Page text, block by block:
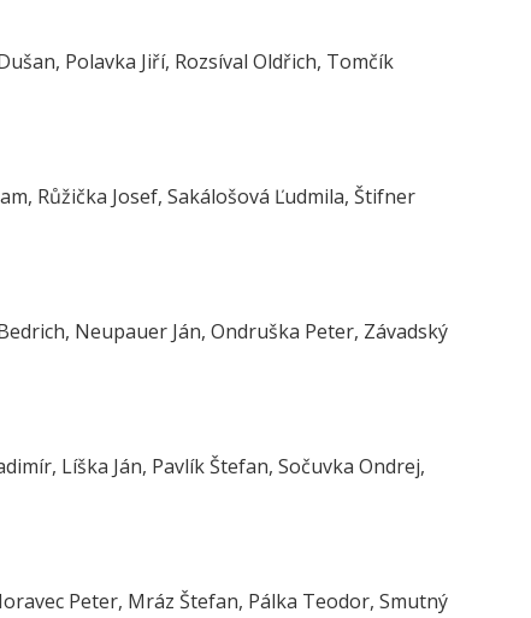
Polavka Jiří, Rozsíval Oldřich, Tomčík
Růžička Josef, Sakálošová Ľudmila, Štifner
Neupauer Ján, Ondruška Peter, Závadský
Líška Ján, Pavlík Štefan, Sočuvka Ondrej,
Peter, Mráz Štefan, Pálka Teodor, Smutný